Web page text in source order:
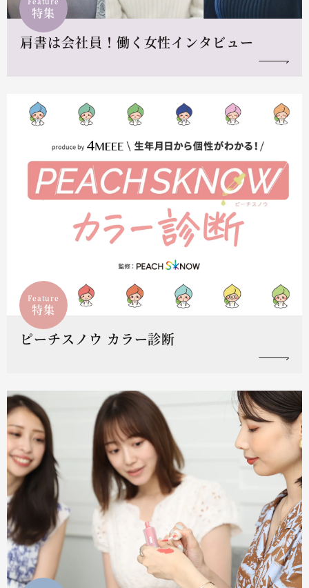
特集
肩書は会社員！働く女性インタビュー
Feature
特集
ピーチスノウ カラー診断